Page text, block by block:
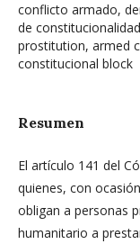
conflicto armado,
de
prostitution, armed
constitucional block
Resumen
El artículo 141 del
quienes, con
obligan a personas
humanitario a